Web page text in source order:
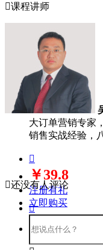
课程讲师
大订单营销专家
销售实战经验，

￥39.8
注册有礼
立即购买
还没有人评论
